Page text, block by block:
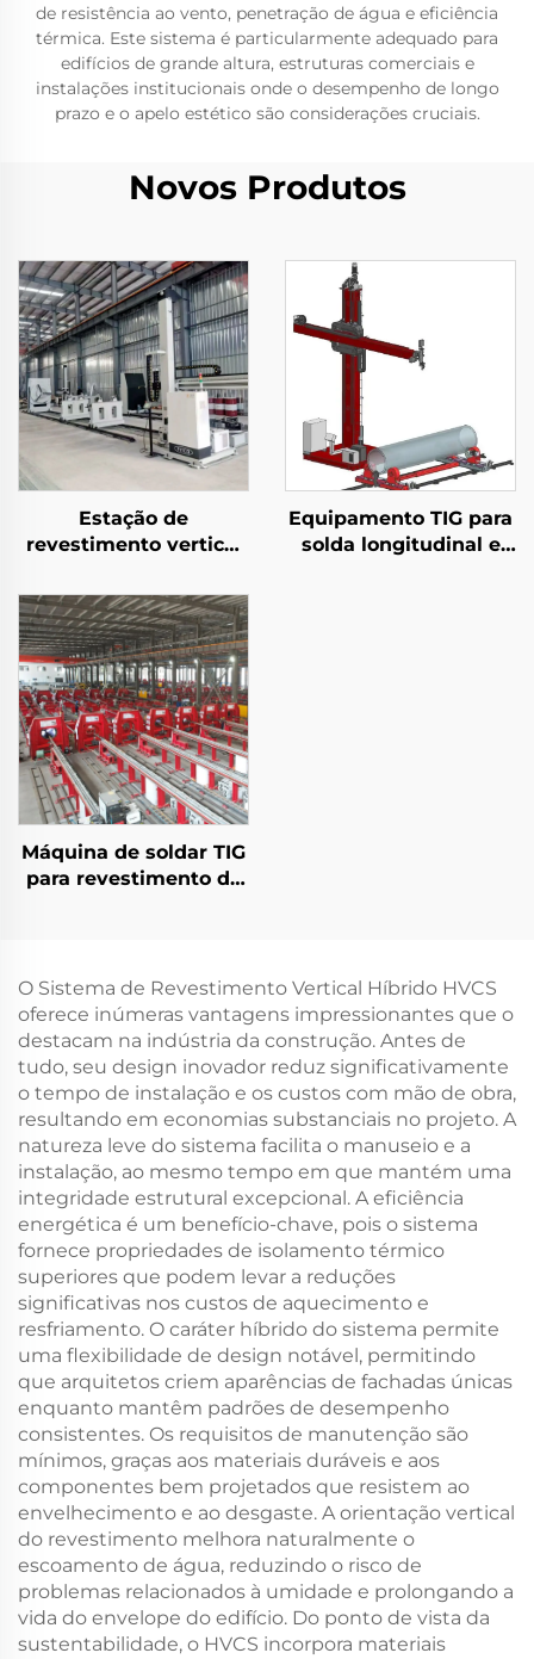
de resistência ao vento, penetração de água e eficiência
térmica. Este sistema é particularmente adequado para
edifícios de grande altura, estruturas comerciais e
instalações institucionais onde o desempenho de longo
prazo e o apelo estético são considerações cruciais.
Novos Produtos
Estação de
revestimento vertical
Equipamento TIG para
solda longitudinal e
Máquina de soldar TIG
para revestimento de
O Sistema de Revestimento Vertical Híbrido HVCS
oferece inúmeras vantagens impressionantes que o
destacam na indústria da construção. Antes de
tudo, seu design inovador reduz significativamente
o tempo de instalação e os custos com mão de obra,
resultando em economias substanciais no projeto. A
natureza leve do sistema facilita o manuseio e a
instalação, ao mesmo tempo em que mantém uma
integridade estrutural excepcional. A eficiência
energética é um benefício-chave, pois o sistema
fornece propriedades de isolamento térmico
superiores que podem levar a reduções
significativas nos custos de aquecimento e
resfriamento. O caráter híbrido do sistema permite
uma flexibilidade de design notável, permitindo
que arquitetos criem aparências de fachadas únicas
enquanto mantêm padrões de desempenho
consistentes. Os requisitos de manutenção são
mínimos, graças aos materiais duráveis e aos
componentes bem projetados que resistem ao
envelhecimento e ao desgaste. A orientação vertical
do revestimento melhora naturalmente o
escoamento de água, reduzindo o risco de
problemas relacionados à umidade e prolongando a
vida do envelope do edifício. Do ponto de vista da
sustentabilidade, o HVCS incorpora materiais